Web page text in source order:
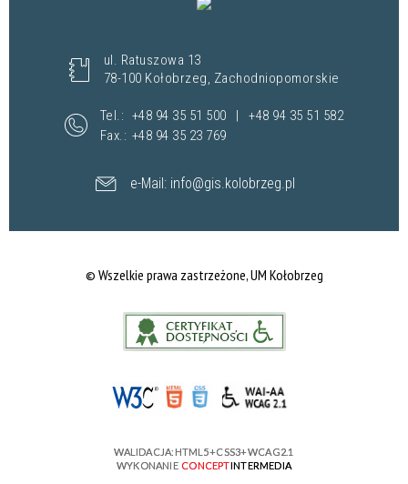
ul. Ratuszowa 13
78-100 Kołobrzeg, Zachodniopomorskie
Tel.: +48 94 35 51 500 |+48 94 35 51 582
Fax.: +48 94 35 23 769
e-Mail: info@gis.kolobrzeg.pl
© Wszelkie prawa zastrzeżone, UM Kołobrzeg
WALIDACJA:HTML5+CSS3+WCAG 2.1
WYKONANIE CONCEPTINTERMEDIA